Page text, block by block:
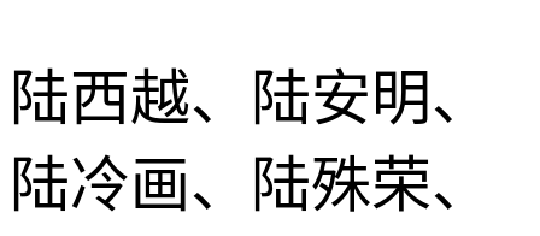
陆西越、陆安明、
陆冷画、陆殊荣、